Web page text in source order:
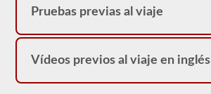
Pruebas previas al viaje
Vídeos previos al viaje en inglés